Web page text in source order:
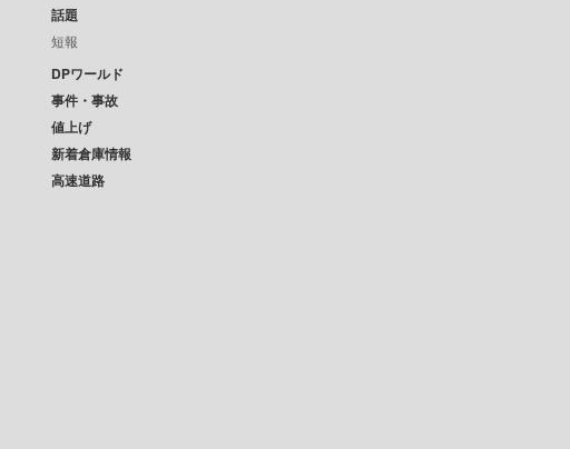
話題
短報
DPワールド
事件・事故
値上げ
新着倉庫情報
高速道路